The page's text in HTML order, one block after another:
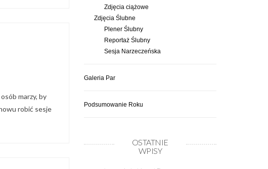
marzy, by
robić sesje
Zdjęcia ciążowe
Zdjęcia Ślubne
Plener Ślubny
Reportaż Ślubny
Sesja Narzeczeńska
Galeria Par
Podsumowanie Roku
OSTATNIE
WPISY